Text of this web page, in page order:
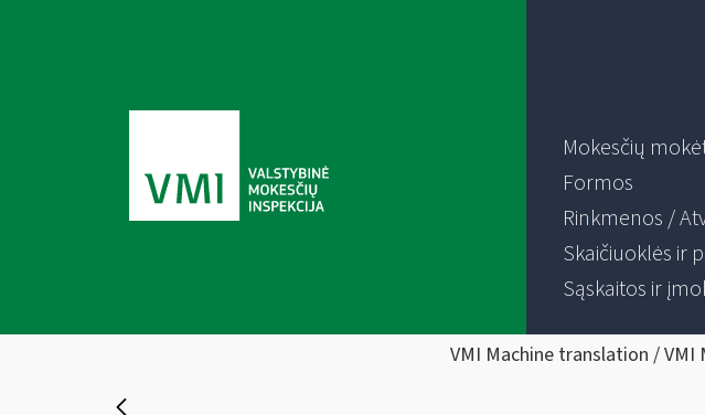
Mokesčių
Formos
Rinkmenos /
Skaičiuoklės ir
Sąskaitos ir
VMI Machine translation /